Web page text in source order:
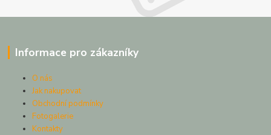
Informace pro zákazníky
O nás
Jak nakupovat
Obchodní podmínky
Fotogalerie
Kontakty